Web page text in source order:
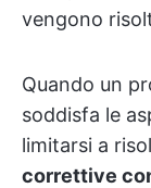
vengono
Quando un
soddisfa le
limitarsi a
correttive